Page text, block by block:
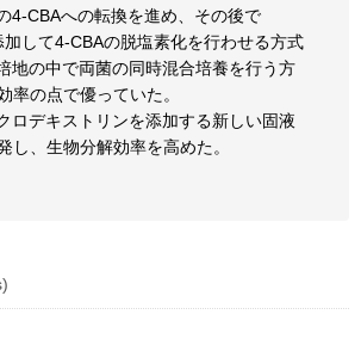
4-CBAへの転換を進め、その後で
して4-CBAの脱塩素化を行わせる方式
地の中で両菌の同時混合培養を行う方
率の点で優っていた。
ロデキストリンを添加する新しい固液
し、生物分解効率を高めた。